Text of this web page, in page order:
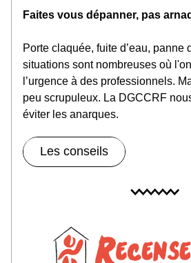
Faites vous dépanner, pas
Porte claquée, fuite d’eau, panne
situations sont nombreuses où
l’urgence à des professionnels.
peu scrupuleux. La DGCCRF
éviter les anarques.
Les conseils